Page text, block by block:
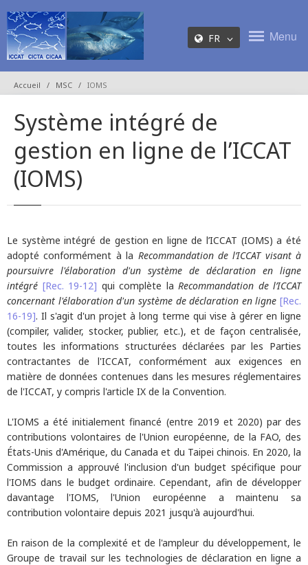
FR Menu
Accueil MSC IOMS
Système intégré de
gestion en ligne de l’ICCAT
(IOMS)
Le système intégré de gestion en ligne de l’ICCAT (IOMS) a été
adopté conformément à la Recommandation de l’ICCAT visant à
poursuivre l'élaboration d'un système de déclaration en ligne
intégré [Rec. 19-12] qui complète la Recommandation de l’ICCAT
concernant l'élaboration d'un système de déclaration en ligne [Rec.
16-19]. Il s'agit d'un projet à long terme qui vise à gérer en ligne
(compiler, valider, stocker, publier, etc.), et de façon centralisée,
toutes les informations structurées déclarées par les Parties
contractantes de l'ICCAT, conformément aux exigences en
matière de données contenues dans les mesures réglementaires
de l'ICCAT, y compris l'article IX de la Convention.
L'IOMS a été initialement financé (entre 2019 et 2020) par des
contributions volontaires de l'Union européenne, de la FAO, des
États-Unis d'Amérique, du Canada et du Taipei chinois. En 2020, la
Commission a approuvé l'inclusion d'un budget spécifique pour
l'IOMS dans le budget ordinaire. Cependant, afin de développer
davantage l'IOMS, l'Union européenne a maintenu sa
contribution volontaire depuis 2021 jusqu'à aujourd'hui.
En raison de la complexité et de l'ampleur du développement, le
Groupe de travail sur les technologies de déclaration en ligne a